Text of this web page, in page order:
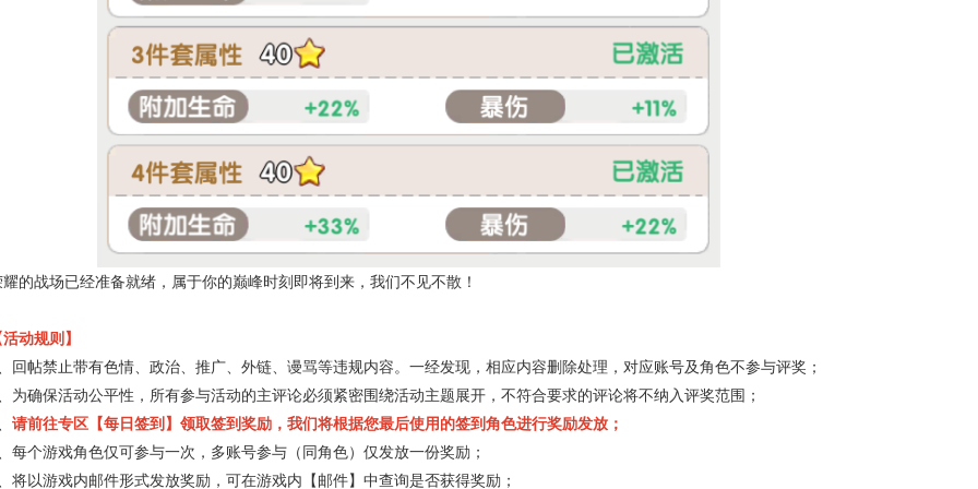
耀的战场已经准备就绪，属于你的巅峰时刻即将到来，我们不见不散！
动规则】
回帖禁止带有色情、政治、推广、外链、谩骂等违规内容。一经发现，相应内容删除处理，对应账号及角色不参与评奖；
为确保活动公平性，所有参与活动的主评论必须紧密围绕活动主题展开，不符合要求的评论将不纳入评奖范围；
请前往专区【每日签到】领取签到奖励，我们将根据您最后使用的签到角色进行奖励发放；
每个游戏角色仅可参与一次，多账号参与（同角色）仅发放一份奖励；
将以游戏内邮件形式发放奖励，可在游戏内【邮件】中查询是否获得奖励；